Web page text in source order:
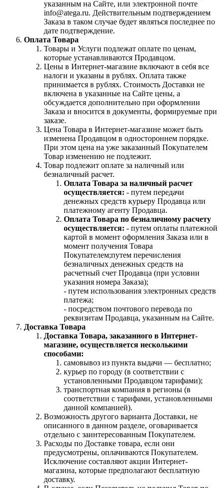
указанным на Сайте, или электронной почте
info@atega.ru. Действительным подтверждением
Заказа в таком случае будет являться последнее по
дате подтверждение.
Оплата Товара
Товары и Услуги подлежат оплате по ценам,
которые устанавливаются Продавцом.
Цены в Интернет-магазине включают в себя все
налоги и указаны в рублях. Оплата также
принимается в рублях. Стоимость Доставки не
включена в указанные на Сайте цены, а
обсуждается дополнительно при оформлении
Заказа и вносится в документы, формируемые при
заказе.
Цена Товара в Интернет-магазине может быть
изменена Продавцом в одностороннем порядке.
При этом цена на уже заказанный Покупателем
Товар изменению не подлежит.
Товар подлежит оплате за наличный или
безналичный расчет.
Оплата Товара за наличный расчет
осуществляется: - путем передачи
денежных средств курьеру Продавца или
платежному агенту Продавца.
Оплата Товара по безналичному расчету
осуществляется: - путем оплаты платежной
картой в момент оформления Заказа или в
момент получения Товара
Покупателем;путем перечисления
безналичных денежных средств на
расчетный счет Продавца (при условии
указания номера Заказа);
- путем использования электронных средств
платежа;
- посредством почтового перевода по
реквизитам Продавца, указанным на Сайте.
Доставка Товара
Доставка Товара, заказанного в Интернет-
магазине, осуществляется несколькими
способами:
самовывоз из пункта выдачи — бесплатно;
курьер по городу (в соответствии с
установленными Продавцом тарифами);
транспортная компания в регионы (в
соответствии с тарифами, установленными
данной компанией).
Возможность другого варианта Доставки, не
описанного в данном разделе, оговаривается
отдельно с заинтересованным Покупателем.
Расходы по Доставке товара, если они
предусмотрены, оплачиваются Покупателем.
Исключение составляют акции Интернет-
магазина, которые предполагают бесплатную
доставку.